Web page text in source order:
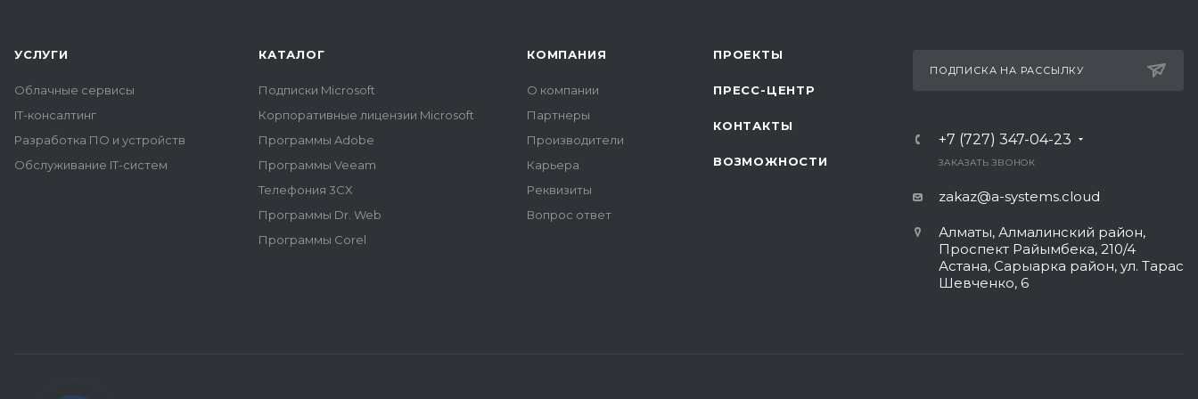
УСЛУГИ
Облачные сервисы
IT-консалтинг
Разработка ПО и устройств
Обслуживание IT-систем
КАТАЛОГ
Подписки Microsoft
Корпоративные лицензии Microsoft
Программы Adobe
Программы Veeam
Телефония 3CX
Программы Dr. Web
Программы Corel
КОМПАНИЯ
О компании
Партнеры
Производители
Карьера
Реквизиты
Вопрос ответ
ПРОЕКТЫ
ПРЕСС-ЦЕНТР
КОНТАКТЫ
ВОЗМОЖНОСТИ
ПОДПИСКА НА РАССЫЛКУ
+7 (727) 347-04-23
ЗАКАЗАТЬ ЗВОНОК
zakaz@a-systems.cloud
Алматы, ​Алмалинский район,
Проспект Райымбека, 210/4
Астана, Сарыарка район, ул. Тарас
Шевченко, 6​